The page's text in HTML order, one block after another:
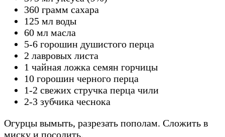
360 грамм сахара
125 мл воды
60 мл масла
5-6 горошин душистого перца
2 лавровых листа
1 чайная ложка семян горчицы
10 горошин черного перца
1-2 свежих стручка перца чили
2-3 зубчика чеснока
Огурцы вымыть, разрезать пополам. Сложить в
миску и посолить.